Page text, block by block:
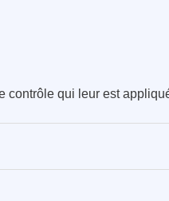
contrôle qui leur est